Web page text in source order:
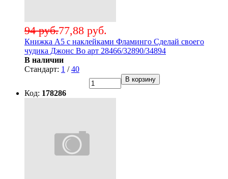
77,88 руб.
94 руб.
Книжка А5 с наклейками Фламинго Сделай своего
чудика Джонс Во арт 28466/32890/34894
В наличии
Стандарт: 1 /40
В корзину
Код: 178286